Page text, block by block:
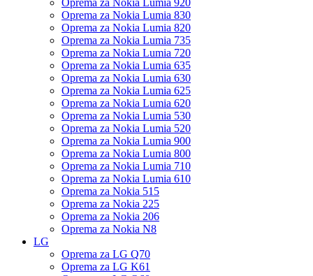
Oprema za Nokia Lumia 920
Oprema za Nokia Lumia 830
Oprema za Nokia Lumia 820
Oprema za Nokia Lumia 735
Oprema za Nokia Lumia 720
Oprema za Nokia Lumia 635
Oprema za Nokia Lumia 630
Oprema za Nokia Lumia 625
Oprema za Nokia Lumia 620
Oprema za Nokia Lumia 530
Oprema za Nokia Lumia 520
Oprema za Nokia Lumia 900
Oprema za Nokia Lumia 800
Oprema za Nokia Lumia 710
Oprema za Nokia Lumia 610
Oprema za Nokia 515
Oprema za Nokia 225
Oprema za Nokia 206
Oprema za Nokia N8
LG
Oprema za LG Q70
Oprema za LG K61